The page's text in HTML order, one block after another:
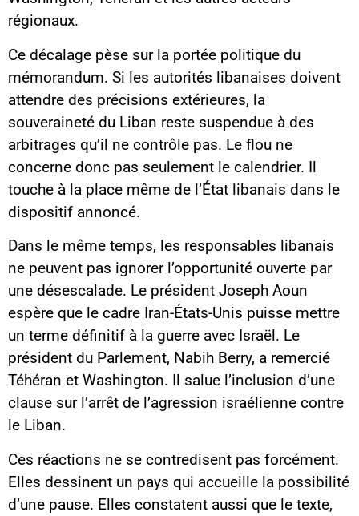
régionaux.
Ce décalage pèse sur la portée politique du
mémorandum. Si les autorités libanaises doivent
attendre des précisions extérieures, la
souveraineté du Liban reste suspendue à des
arbitrages qu’il ne contrôle pas. Le flou ne
concerne donc pas seulement le calendrier. Il
touche à la place même de l’État libanais dans le
dispositif annoncé.
Dans le même temps, les responsables libanais
ne peuvent pas ignorer l’opportunité ouverte par
une désescalade. Le président Joseph Aoun
espère que le cadre Iran-États-Unis puisse mettre
un terme définitif à la guerre avec Israël. Le
président du Parlement, Nabih Berry, a remercié
Téhéran et Washington. Il salue l’inclusion d’une
clause sur l’arrêt de l’agression israélienne contre
le Liban.
Ces réactions ne se contredisent pas forcément.
Elles dessinent un pays qui accueille la possibilité
d’une pause. Elles constatent aussi que le texte,